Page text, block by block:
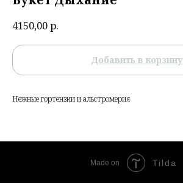
4150,00р.
Добавить в корзину
Нежные гортензии и альстромерия
Made on Tilda